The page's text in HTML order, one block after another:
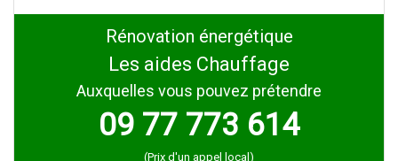
Rénovation énergétique
Les aides Chauffage
Auxquelles vous pouvez prétendre
09 77 773 614
(Prix d'un appel local)